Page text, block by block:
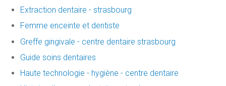
Extraction dentaire - strasbourg
Femme enceinte et dentiste
Greffe gingivale - centre dentaire strasbourg
Guide soins dentaires
Haute technologie - hygiène - centre dentaire